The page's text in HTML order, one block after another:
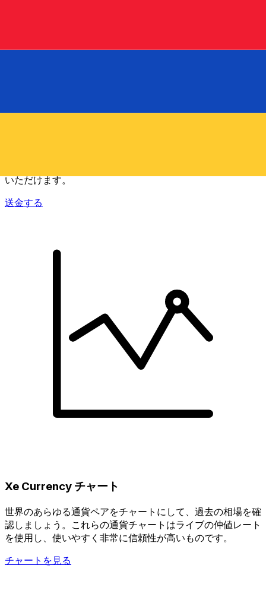
いただけます。
送金する
Xe Currency チャート
世界のあらゆる通貨ペアをチャートにして、過去の相場を確
認しましょう。これらの通貨チャートはライブの仲値レート
を使用し、使いやすく非常に信頼性が高いものです。
チャートを見る